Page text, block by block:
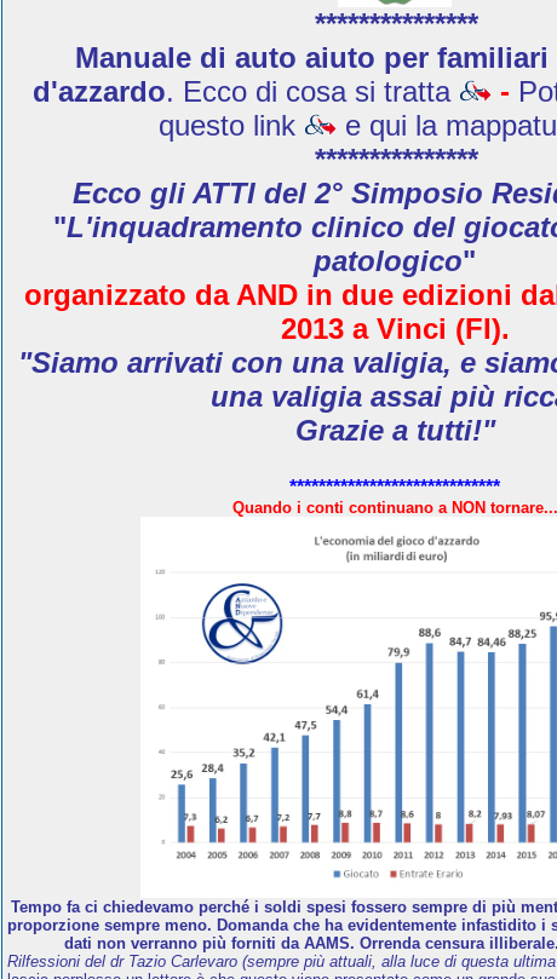
***************
Manuale di auto aiuto per
d'azzardo. Ecco di cosa si tratta -
questo link
e qui la
***************
Ecco gli ATTI del 2° Simposio
"L'inquadramento clinico del
patologico"
organizzato da AND in due edizioni
2013a Vinci (FI).
"Siamo arrivati con una valigia, e
una valigia assai più
Grazie a tutti!"
*****************************
Quando i conti continuano a NON tornare...
Tempo fa ci chiedevamo perché i soldi spesi fossero sempre di più
proporzione sempre meno. Domanda che ha evidentemente infastidito i
dati non verranno più forniti da AAMS. Orrenda censura
Rilfessioni del dr Tazio Carlevaro (sempre più attuali, alla luce di questa